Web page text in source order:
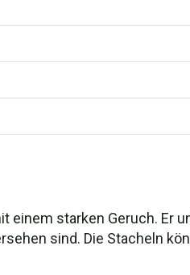
einem starken Geruch. Er
sind. Die Stacheln